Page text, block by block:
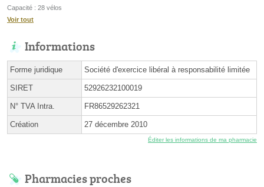
Capacité : 28 vélos
Voir tout
Informations
Forme juridique Société d'exercice libéral à responsabilité limitée
SIRET 52926232100019
N° TVA Intra. FR86529262321
Création 27 décembre 2010
Éditer les informations de ma pharmacie
Pharmacies proches